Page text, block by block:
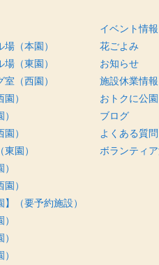
（本園）
（東園）
室（西園）
）
）
園）
）
（要予約施設）
イベント情報
花ごよみ
お知らせ
施設休業情報
おトクに公
ブログ
よくある質問
ボランティ